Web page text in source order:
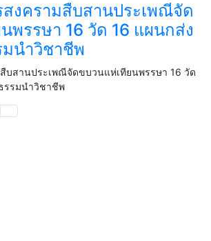
งครามสืบสานประเพณีจัด
พรรษา 16 วัด 16 แผนกส่ง
นำวิชาชีพ
บสานประเพณีจัดขบวนแห่เทียนพรรษา 16 วัด
รรมนำวิชาชีพ